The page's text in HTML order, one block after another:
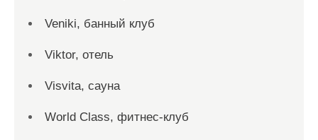
Veniki, банный клуб
Viktor, отель
Visvita, сауна
World Class, фитнес-клуб